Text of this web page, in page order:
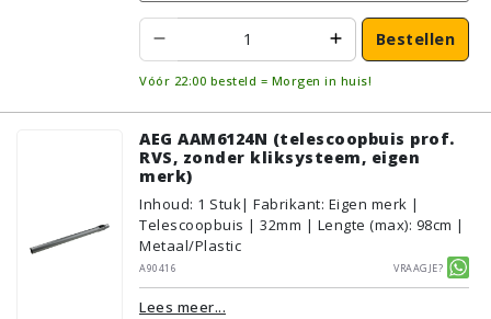
Bestellen
Vóór 22:00 besteld = Morgen in huis!
AEG AAM6124N (telescoopbuis prof.
RVS, zonder kliksysteem, eigen
merk)
Inhoud: 1 Stuk| Fabrikant: Eigen merk |
Telescoopbuis | 32mm | Lengte (max): 98cm |
Metaal/Plastic
A90416
Vraagje?
Lees meer...